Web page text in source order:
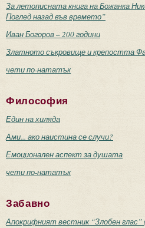
За летописната книга на Божанка
Поглед назад във времето”
Иван Богоров – 200 години
Златното съкровище и крепостта
чети по-нататък
Философия
Един на хиляда
Ами... ако наистина се случи?
Емоционален аспект за душата
чети по-нататък
Забавно
Апокрифният вестник “Злобен глас”